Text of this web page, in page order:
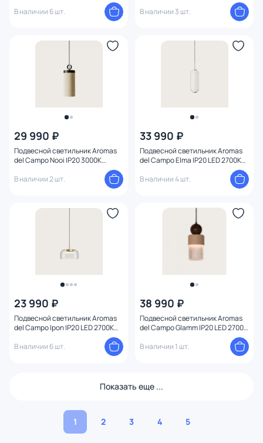
В наличии 6 шт.
В наличии 3 шт.
29 990 ₽
Подвесной светильник Aromas
del Campo Nooi IP20 3000К
В наличии 2 шт.
33 990 ₽
Подвесной светильник Aromas
del Campo Elma IP20 LED 2700К
В наличии 4 шт.
23 990 ₽
Подвесной светильник Aromas
del Campo Ipon IP20 LED 2700К
В наличии 6 шт.
38 990 ₽
Подвесной светильник Aromas
del Campo Glamm IP20 LED 2700К
В наличии 1 шт.
Показать еще ...
1 2 3 4 5